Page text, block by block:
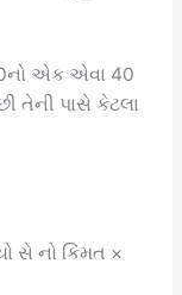
એક એવા 40
તેની પાસે કેટલા
સે નો કિંમત ×